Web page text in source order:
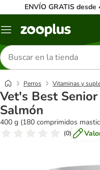
ENVÍO GRATIS
Menú
Buscar
productos
Perros Vitaminas y
Vet's Best
Salmón
400 g (180 comprimidos
(0)